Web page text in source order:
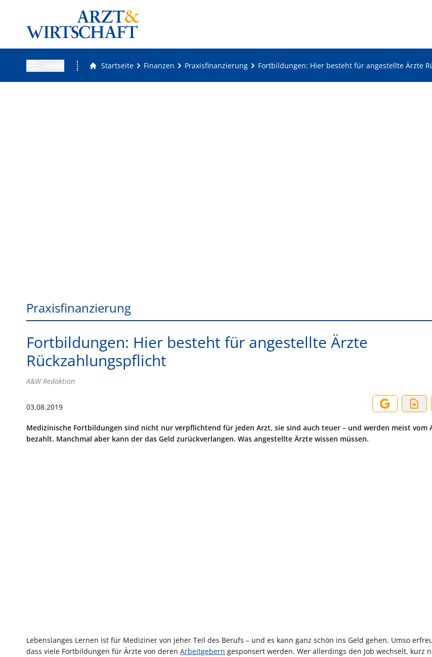
Startseite Finanzen Praxisfinanzierung Fortbildungen: Hier besteht für angestellte Ärzte
Praxisfinanzierung
Fortbildungen: Hier besteht für angestellte Ärzte
Rückzahlungspflicht
A&W Redaktion
03.08.2019
Medizinische Fortbildungen sind nicht nur verpflichtend für jeden Arzt, sie sind auch teuer – und werden meist vom
bezahlt. Manchmal aber kann der das Geld zurückverlangen. Was angestellte Ärzte wissen müssen.
Lebenslanges Lernen ist für Mediziner von jeher Teil des Berufs – und es kann ganz schön ins Geld gehen. Umso
dass viele Fortbildungen für Ärzte von deren Arbeitgebern gesponsert werden. Wer allerdings den Job wechselt, kurz